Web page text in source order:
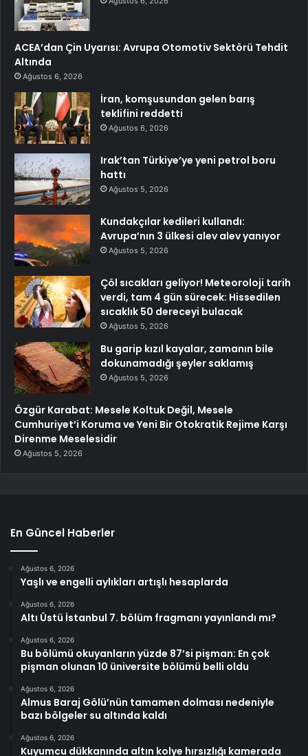
ACEA’dan Çin Uyarısı: Avrupa Otomotiv Sektörü Tehdit
Altında
Ağustos 6, 2026
İran, komşusundan gelen barış
teklifini reddetti
Ağustos 6, 2026
Irak’tan Türkiye’ye yeni petrol boru
hattı
Ağustos 5, 2026
Kundakçılar kedileri kullandı:
Avrupa’nın 3 ülkesi alev alev yanıyor
Ağustos 5, 2026
Çöl sıcakları geliyor! Meteoroloji tarih
verdi, tam 4 gün sürecek: Hissedilen
sıcaklık 50 dereceyi bulacak
Ağustos 5, 2026
Bu garip kızıl kayalar, zamanın bile
dokunamadığı şeyler saklamış
Ağustos 5, 2026
Özgür Karabat: Mesele Koltuk Değil, Mesele
Cumhuriyet’i Koruma ve Yeni Bir Otokratik Rejime Karşı
Direnme Meselesidir
Ağustos 5, 2026
En Güncel Haberler
Ağustos 6, 2026
Yaşlı ve engelli aylıkları artışlı hesaplarda
Ağustos 6, 2026
Altı Üstü İstanbul 7. bölüm fragmanı yayınlandı mı?
Ağustos 6, 2026
Bu bölümü okuyanların yüzde 87’si pişman: En çok
pişman olunan 10 üniversite bölümü belli oldu
Ağustos 6, 2026
Almus Baraj Gölü’nün tamamen dolması nedeniyle
bazı bölgeler su altında kaldı
Ağustos 6, 2026
Kuyumcu dükkanında altın kolye hırsızlığı kamerada